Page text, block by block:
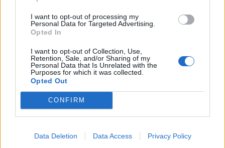
I want to opt-out of processing my
Personal Data for Targeted Advertising.
Opted In
I want to opt-out of Collection, Use,
Retention, Sale, and/or Sharing of my
Personal Data that Is Unrelated with the
Purposes for which it was collected.
Opted Out
CONFIRM
Data Deletion Data Access Privacy Policy
28/06/2023 - 11:48
iEnergeia.gr